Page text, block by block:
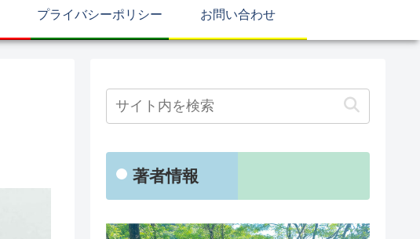
プライバシーポリシー お問い合わせ
著者情報